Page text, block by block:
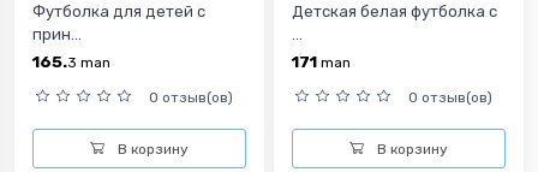
Футболка для детей с
прин...
165.3 man
0 отзыв(ов)
В корзину
Детская белая футболка с
171 man
0 отзыв(ов)
В корзину